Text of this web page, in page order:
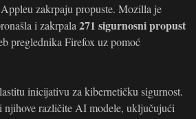
zakrpaju propuste. Mozilla je
i zakrpala 271 sigurnosni propust
preglednika Firefox uz pomoć
inicijativu za kibernetičku sigurnost.
različite AI modele, uključujući